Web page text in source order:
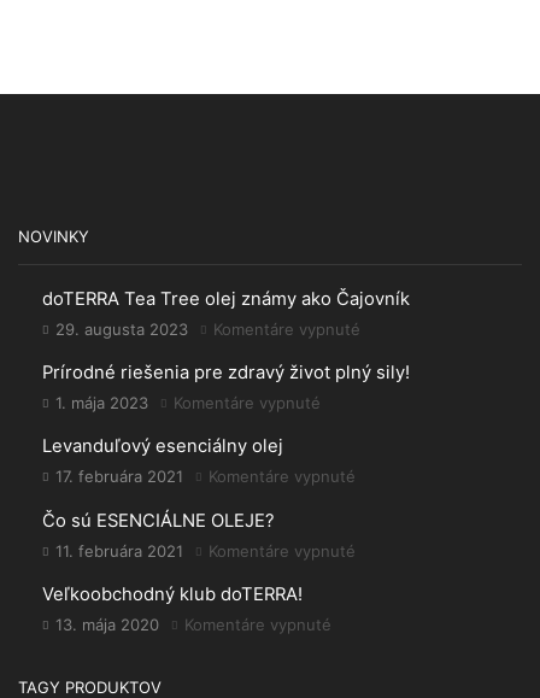
NOVINKY
doTERRA Tea Tree olej známy ako Čajovník
29. augusta 2023 Komentáre vypnuté
Tea
Prírodné riešenia pre zdravý život plný sily!
1. mája 2023 Komentáre vypnuté
pre
plný
Levanduľový esenciálny olej
17. februára 2021 Komentáre vypnuté
Čo sú ESENCIÁLNE OLEJE?
11. februára 2021 Komentáre vypnuté
Veľkoobchodný klub doTERRA!
13. mája 2020 Komentáre vypnuté
TAGY PRODUKTOV